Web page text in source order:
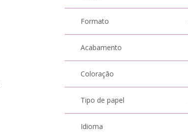
Formato
Acabamento
Coloração
Tipo de papel
Idioma